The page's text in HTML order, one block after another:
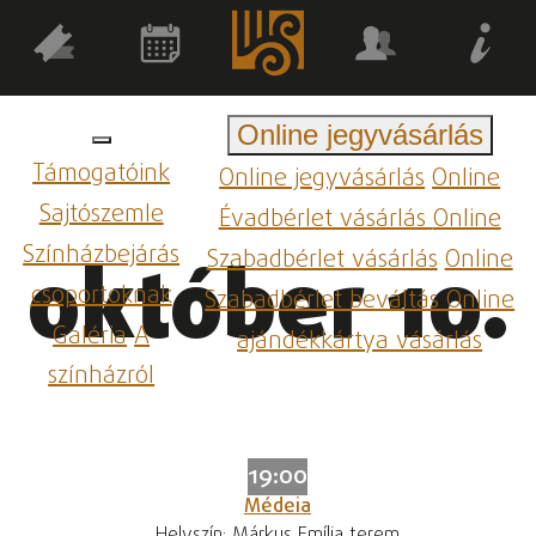
Támogatóink
Sajtószemle
Színházbejárás
csoportoknak
GalériaA
színházról
Online jegyvásárlás
Online jegyvásárlásOnline
Évadbérlet vásárlásOnline
Szabadbérlet vásárlásOnline
Szabadbérlet beváltásOnline
ajándékkártya vásárlás
október 10.
19:00
Médeia